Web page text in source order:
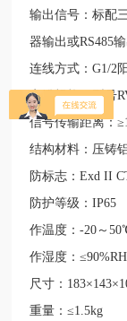
输出信号：标配
器输出或RS485
连线方式：G1/2
电缆规格：型号
信号传输距离：≥
结构材料：压铸
防标志：Exd II
防护等级：IP65
作温度：-20 ～50
作湿度：≤90%RH
尺寸： 183×143×
重量：≤1.5kg